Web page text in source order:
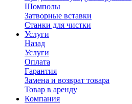
Шомполы
Затворные вставки
Станки для чистки
Услуги
Назад
Услуги
Оплата
Гарантия
Замена и возврат товара
Товар в аренду
Компания